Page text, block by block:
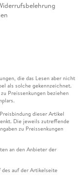
die das Lesen aber nicht
als solche gekennzeichnet.
Preissenkungen beziehen
dieser Artikel
Die jeweils zutreffende
zu Preissenkungen
an den Anbieter der
des auf der Artikelseite